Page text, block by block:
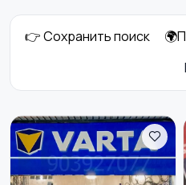
Багажные системы и
прицепы
👉 Сохранить поиск